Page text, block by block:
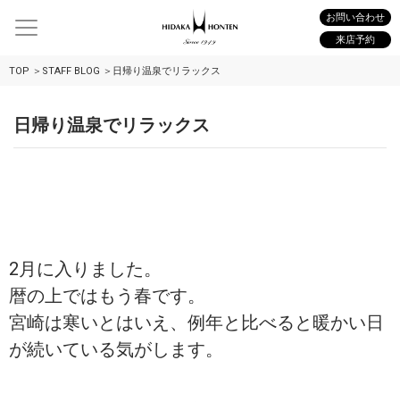
お問い合わせ
来店予約
TOP STAFF BLOG 日帰り温泉でリラックス
日帰り温泉でリラックス
2月に入りました。
暦の上ではもう春です。
宮崎は寒いとはいえ、例年と比べると暖かい日
が続いている気がします。